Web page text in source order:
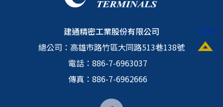
建通精密工業股份有限公司
總公司： 高雄市路竹區大同路513巷138號
電話： 886-7-6963037
傳真：886-7-6962666